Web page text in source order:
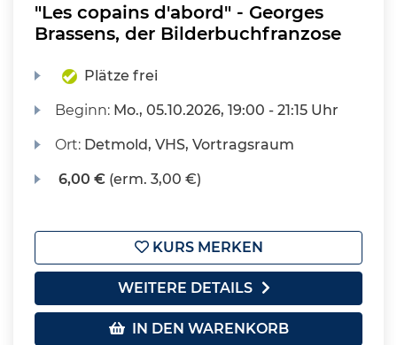
"Les copains d'abord" - Georges
Brassens, der Bilderbuchfranzose
Plätze frei
Beginn: Mo., 05.10.2026, 19:00 - 21:15 Uhr
Ort: Detmold, VHS, Vortragsraum
6,00 € (erm. 3,00 €)
KURS MERKEN
WEITERE DETAILS
IN DEN WARENKORB